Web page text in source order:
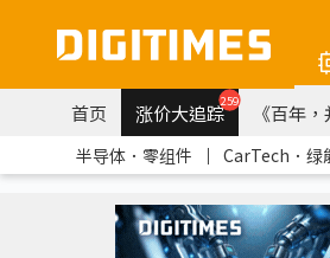
首页 涨价大追踪259 《百年
半导体．零组件 ｜ CarTech．绿